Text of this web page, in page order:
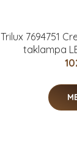
Trilux 7694751
taklampa